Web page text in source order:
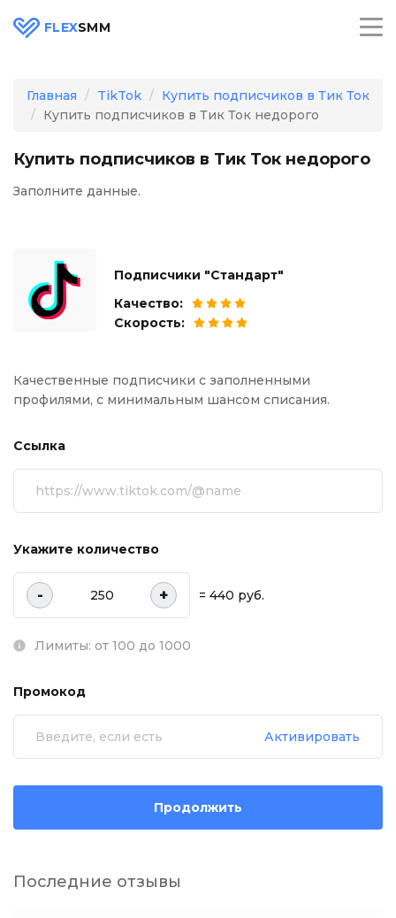
FLEXSMM
Главная TikTok
Купить подписчиков в Тик Ток
Купить подписчиков в Тик Ток недорого
Купить подписчиков в Тик Ток недорого
Заполните данные.
Подписчики "Стандарт"
Качество:
Скорость:
Качественные подписчики с заполненными
профилями, с минимальным шансом списания.
Ссылка
Укажите количество
- + = 440 руб.
Лимиты: от 100 до 1000
Промокод
Активировать
Продолжить
Последние отзывы